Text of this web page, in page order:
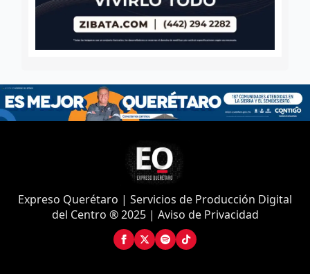
Expreso Querétaro | Servicios de Producción Digital
del Centro ® 2025 | Aviso de Privacidad